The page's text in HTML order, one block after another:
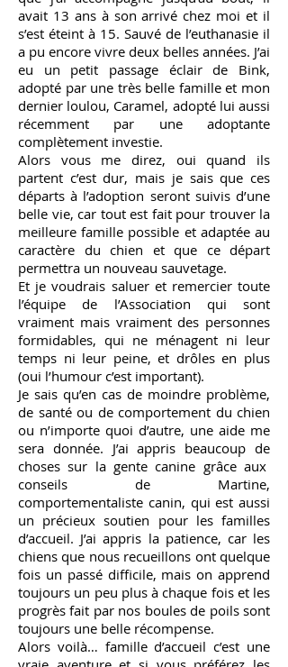
avait 13 ans à son arrivé chez moi et il
s’est éteint à 15. Sauvé de l’euthanasie il
a pu encore vivre deux belles années. J’ai
eu un petit passage éclair de Bink,
adopté par une très belle famille et mon
dernier loulou, Caramel, adopté lui aussi
récemment par une adoptante
complètement investie.
Alors vous me direz, oui quand ils
partent c’est dur, mais je sais que ces
départs à l’adoption seront suivis d’une
belle vie, car tout est fait pour trouver la
meilleure famille possible et adaptée au
caractère du chien et que ce départ
permettra un nouveau sauvetage.
Et je voudrais saluer et remercier toute
l’équipe de l’Association qui sont
vraiment mais vraiment des personnes
formidables, qui ne ménagent ni leur
temps ni leur peine, et drôles en plus
(oui l’humour c’est important).
Je sais qu’en cas de moindre problème,
de santé ou de comportement du chien
ou n’importe quoi d’autre, une aide me
sera donnée. J’ai appris beaucoup de
choses sur la gente canine grâce aux
conseils de Martine,
comportementaliste canin, qui est aussi
un précieux soutien pour les familles
d’accueil. J’ai appris la patience, car les
chiens que nous recueillons ont quelque
fois un passé difficile, mais on apprend
toujours un peu plus à chaque fois et les
progrès fait par nos boules de poils sont
toujours une belle récompense.
Alors voilà… famille d’accueil c’est une